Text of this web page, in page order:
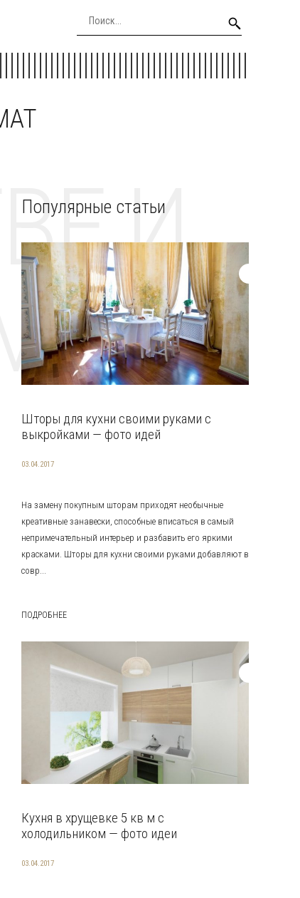
И
Популярные статьи
Шторы для кухни своими руками с
выкройками — фото идей
03.04.2017
На замену покупным шторам приходят необычные
креативные занавески, способные вписаться в самый
непримечательный интерьер и разбавить его яркими
красками. Шторы для кухни своими руками добавляют в
совр...
ПОДРОБНЕЕ
Кухня в хрущевке 5 кв м с
холодильником — фото идеи
03.04.2017